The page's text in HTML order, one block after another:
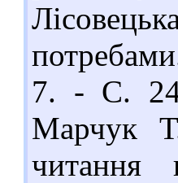
7. - С.
Марчук
читання